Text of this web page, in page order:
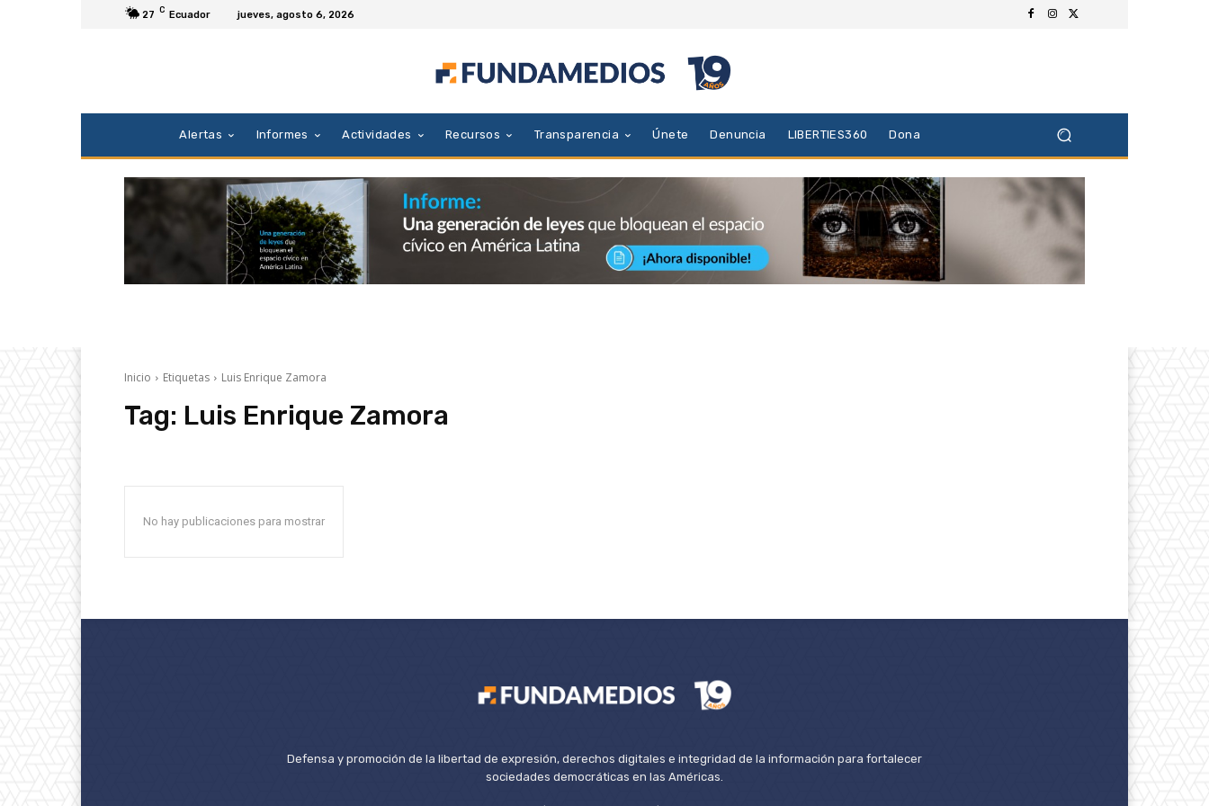
27 C Ecuador jueves, agosto 6, 2026
Alertas Informes Actividades Recursos Transparencia Únete Denuncia LIBERTIES360 Dona
Inicio Etiquetas Luis Enrique Zamora
Tag: Luis Enrique Zamora
No hay publicaciones para mostrar
Defensa y promoción de la libertad de expresión, derechos digitales e integridad de la información para fortalecer
sociedades democráticas en las Américas.